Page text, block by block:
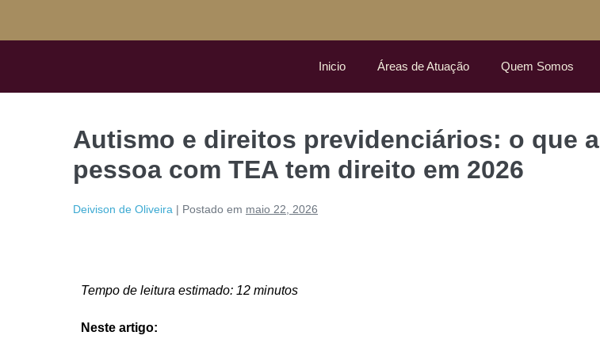
Inicio Áreas de Atuação Quem Somos
Autismo e direitos previdenciários: o que a
pessoa com TEA tem direito em 2026
Deivison de Oliveira | Postado em maio 22, 2026
Tempo de leitura estimado: 12 minutos
Neste artigo: